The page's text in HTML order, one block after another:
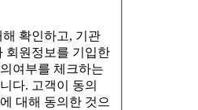
확인하고, 기관
회원정보를 기입한
여부를 체크하는
다. 고객이 동의
대해 동의한 것으